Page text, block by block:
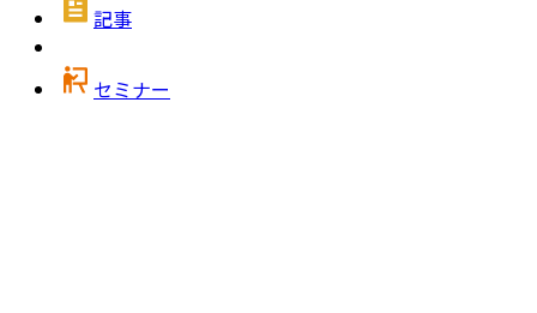
記事
セミナー